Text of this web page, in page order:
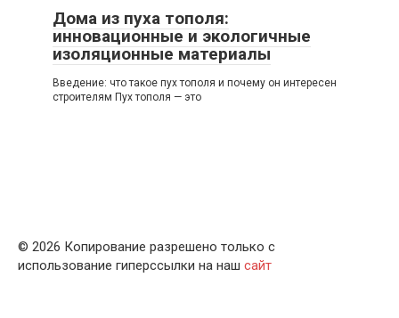
Дома из пуха тополя:
инновационные и экологичные
изоляционные материалы
Введение: что такое пух тополя и почему он интересен
строителям Пух тополя — это
© 2026 Копирование разрешено только с
использование гиперссылки на наш сайт